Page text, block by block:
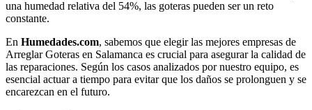
una humedad relativa del 54%, las goteras pueden ser un reto
constante.
En Humedades.com, sabemos que elegir las mejores empresas de
Arreglar Goteras en Salamanca es crucial para asegurar la calidad de
las reparaciones. Según los casos analizados por nuestro equipo, es
esencial actuar a tiempo para evitar que los daños se prolonguen y se
encarezcan en el futuro.